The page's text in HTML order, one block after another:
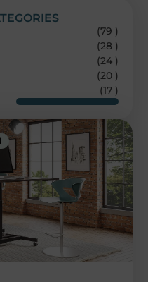
(79 )
(28 )
(24 )
(20 )
(17 )